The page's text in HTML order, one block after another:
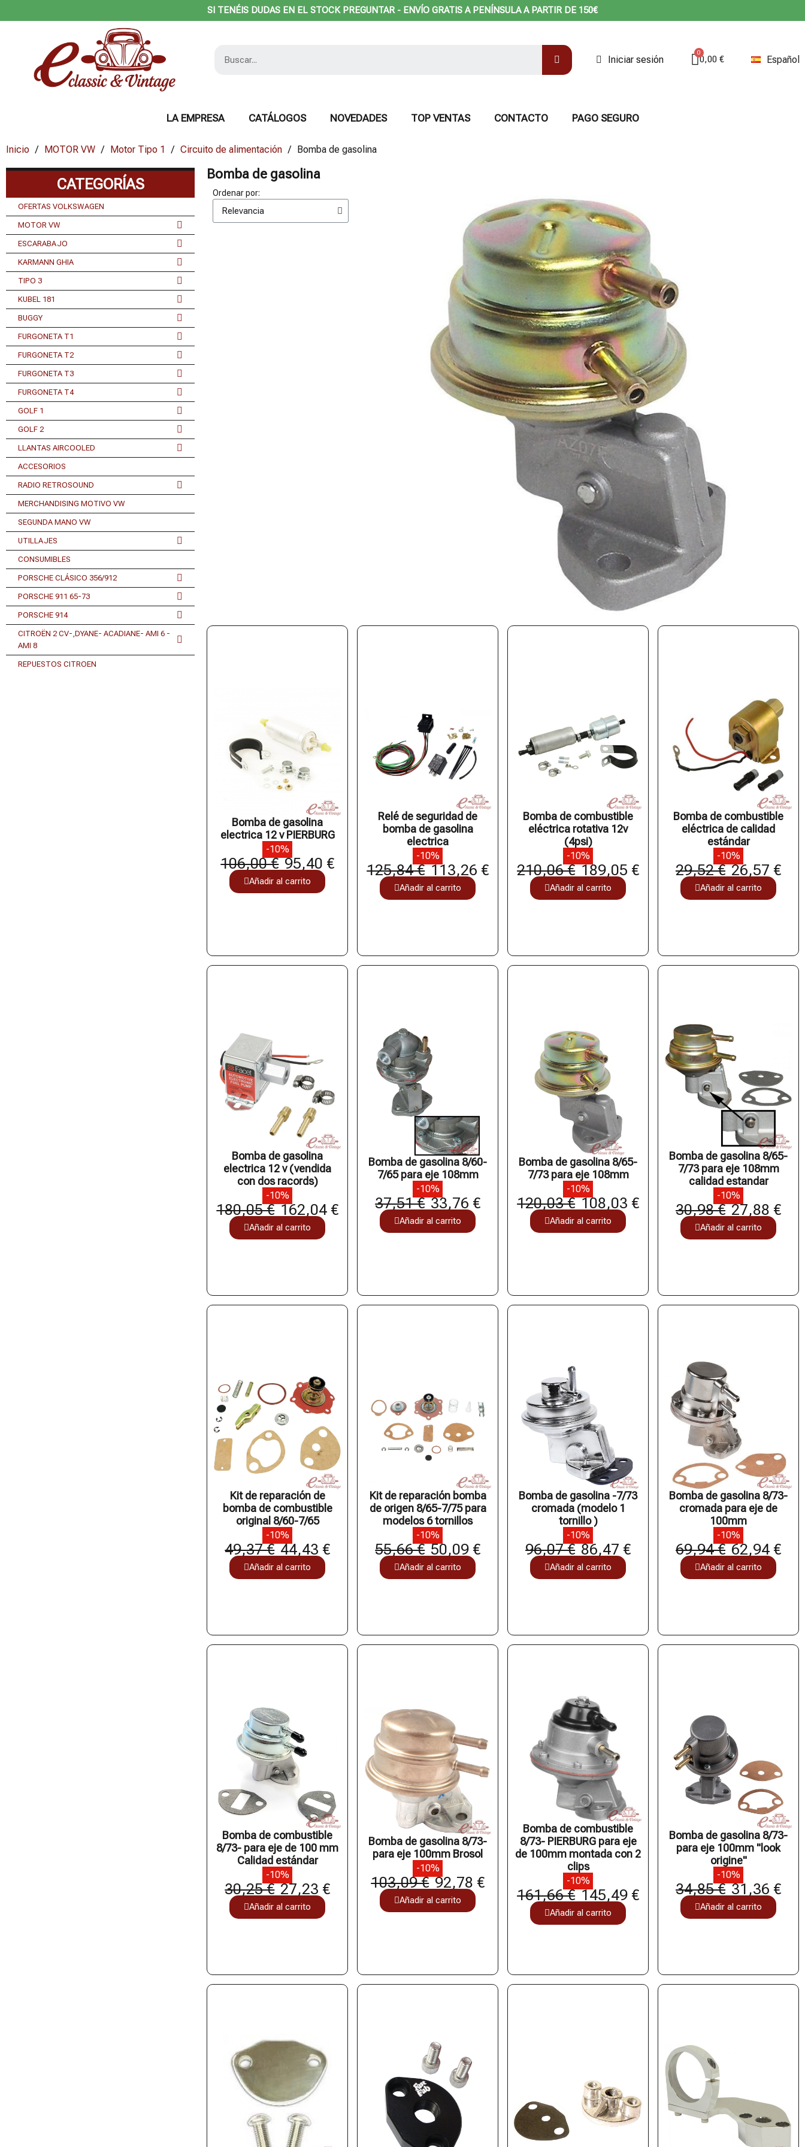
SI TENÉIS DUDAS EN EL STOCK PREGUNTAR - ENVÍO GRATIS A PENÍNSULA A PARTIR DE 150€
Iniciar sesión 0,00 € Español
LA EMPRESA CATÁLOGOS NOVEDADES TOP VENTAS CONTACTO PAGO SEGURO
Inicio MOTOR VW Motor Tipo 1 Circuito de alimentación Bomba de gasolina
CATEGORÍAS
OFERTAS VOLKSWAGEN
MOTOR VW
ESCARABAJO
KARMANN GHIA
TIPO 3
KUBEL 181
BUGGY
FURGONETA T1
FURGONETA T2
FURGONETA T3
FURGONETA T4
GOLF 1
GOLF 2
LLANTAS AIRCOOLED
ACCESORIOS
RADIO RETROSOUND
MERCHANDISING MOTIVO VW
SEGUNDA MANO VW
UTILLAJES
CONSUMIBLES
PORSCHE CLÁSICO 356/912
PORSCHE 911 65-73
PORSCHE 914
CITROËN 2 CV-,DYANE- ACADIANE- AMI 6 -
AMI 8
REPUESTOS CITROEN
Bomba de gasolina
Ordenar por:
Bomba de gasolina
electrica 12 v PIERBURG
-10%
106,00 € 95,40 €
Añadir al carrito
Relé de seguridad de
bomba de gasolina
electrica
-10%
125,84 € 113,26 €
Añadir al carrito
Bomba de combustible
eléctrica rotativa 12v
(4psi)
-10%
210,06 € 189,05 €
Añadir al carrito
Bomba de combustible
eléctrica de calidad
estándar
-10%
29,52 € 26,57 €
Añadir al carrito
Bomba de gasolina
electrica 12 v (vendida
con dos racords)
-10%
180,05 € 162,04 €
Añadir al carrito
Bomba de gasolina 8/60-
7/65 para eje 108mm
-10%
37,51 € 33,76 €
Añadir al carrito
Bomba de gasolina 8/65-
7/73 para eje 108mm
-10%
120,03 € 108,03 €
Añadir al carrito
Bomba de gasolina 8/65-
7/73 para eje 108mm
calidad estandar
-10%
30,98 € 27,88 €
Añadir al carrito
Kit de reparación de
bomba de combustible
original 8/60-7/65
-10%
49,37 € 44,43 €
Añadir al carrito
Kit de reparación bomba
de origen 8/65-7/75 para
modelos 6 tornillos
-10%
55,66 € 50,09 €
Añadir al carrito
Bomba de gasolina -7/73
cromada (modelo 1
tornillo )
-10%
96,07 € 86,47 €
Añadir al carrito
Bomba de gasolina 8/73-
cromada para eje de
100mm
-10%
69,94 € 62,94 €
Añadir al carrito
Bomba de combustible
8/73- para eje de 100 mm
Calidad estándar
-10%
30,25 € 27,23 €
Añadir al carrito
Bomba de gasolina 8/73-
para eje 100mm Brosol
-10%
103,09 € 92,78 €
Añadir al carrito
Bomba de combustible
8/73- PIERBURG para eje
de 100mm montada con 2
clips
-10%
161,66 € 145,49 €
Añadir al carrito
Bomba de gasolina 8/73-
para eje 100mm "look
origine"
-10%
34,85 € 31,36 €
Añadir al carrito